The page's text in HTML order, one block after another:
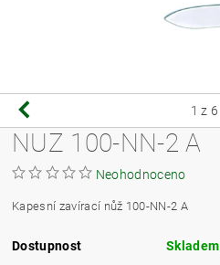
1 z 6
NUZ 100-NN-2 A
Neohodnoceno
Kapesní zavírací nůž 100-NN-2 A
Dostupnost Skladem